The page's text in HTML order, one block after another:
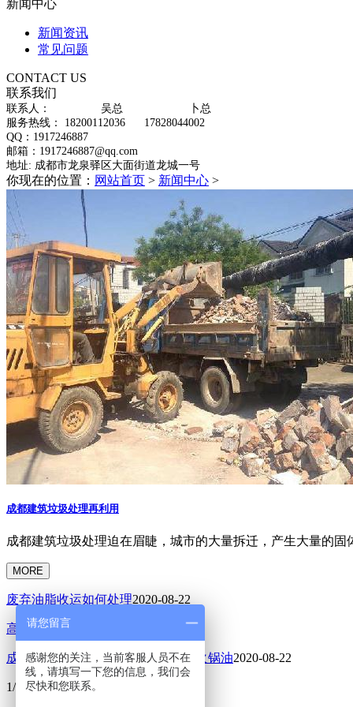
新闻中心
新闻资讯
常见问题
CONTACT US
联系我们
联系人： 吴总
卜总
服务热线： 18200112036 17828044002
QQ：1917246887
邮箱：1917246887@qq.com
地址: 成都市龙泉驿区大面街道龙城一号
你现在的位置： 网站首页 > 新闻中心 >
成都建筑垃圾处理再利用
成都建筑垃圾处理迫在眉睫，城市的大量拆迁，产生大量的
MORE
废弃油脂收运如何处理2020-08-22
高空外墙清洗玻璃的方法 2020-08-22
成都餐厨废油数据：企业每天12吨火锅油2020-08-22
1/2 上一页 1 2 下一页
请您留言
感谢您的关注，当前客服人员不在
线，请填写一下您的信息，我们会
尽快和您联系。